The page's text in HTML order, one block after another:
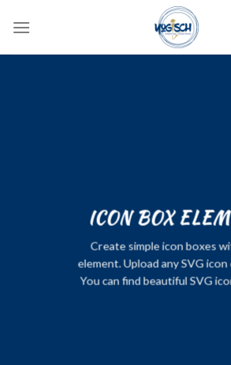
ICON BOX
Create simple icon boxes
element. Upload any SVG icon
You can find beautiful SVG